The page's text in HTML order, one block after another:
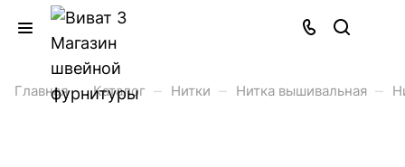
Главная – Каталог – Нитки – Нитка вышивальная –